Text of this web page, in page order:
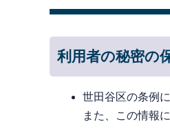
利用者の秘密の
世田谷区の条例
また、この情報